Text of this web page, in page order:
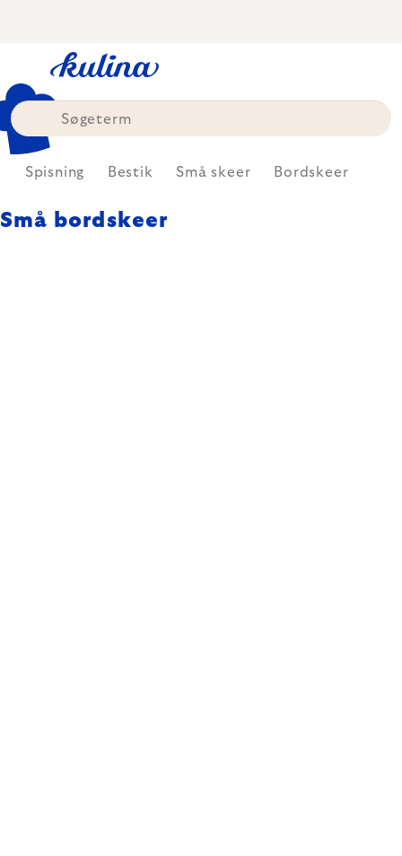
Spisning Bestik Små skeer Bordskeer
Små bordskeer